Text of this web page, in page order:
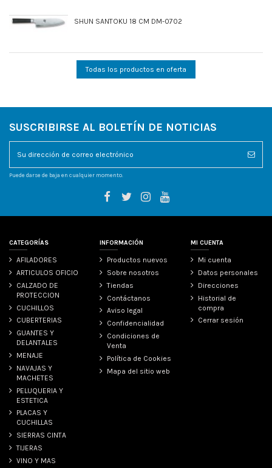
SHUN SANTOKU 18 CM DM-0702
Todas los productos en oferta
SUSCRIBIRSE AL BOLETÍN DE NOTICIAS
Puede darse de baja en cualquier momento.
CATEGORÍAS
AFILADORES
ARTICULOS OFICIO
CALZADO DE
PROTECCION
CUCHILLOS
CUBERTERIAS
GUANTES Y
DELANTALES
MENAJE
NAVAJAS Y
MACHETES
PELUQUERIA Y
ESTETICA
PLACAS Y
CUCHILLAS
SIERRAS CINTA
TIJERAS
VINO Y MAS
INFORMACIÓN
Productos nuevos
Sobre nosotros
Tiendas
Contáctanos
Aviso legal
Confidencialidad
Condiciones de
Venta
Política de Cookies
Mapa del sitio web
MI CUENTA
Mi cuenta
Datos personales
Direcciones
Historial de
compra
Cerrar sesión